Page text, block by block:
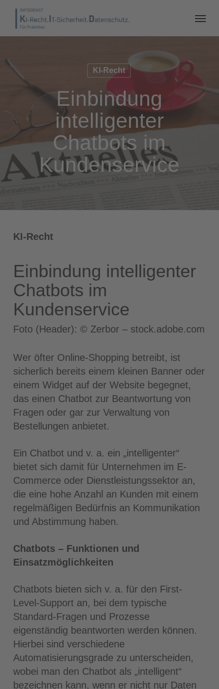
KI-Recht
Einbindung
intelligenter
Chatbots im
Kundenservice
KI-Recht
Einbindung intelligenter
Chatbots im
Kundenservice
Foto (Header): © Zerbor – stock.adobe.com
Wer öfter Online-Shopping betreibt, ist
sicherlich bereits einem kleinen Banner oder
einem Widget auf der Website begegnet,
das einen Chatbot zur Beantwortung von
Fragen oder gar zur Verwaltung von
Bestellungen anbietet.
Ein Chatbot und v. a. ein „intelligenter“
bietet sich damit für Unternehmen im E-
Commerce oder Dienstleistungssektor an,
die eine hohe Anzahl an Kunden mit einem
regelmäßigen Bedürfnis an Kommunikation
und Abstimmung haben.
Chatbots – Funktionen und
Einsatzmöglichkeiten
Chatbots bieten sich v. a. für den First-
Level-Support an, bei dem typische
Standard-Fragen und Prozesse
eigenständig beantworten werden können.
Hierbei sind verschiedene
Automatisierungsgrade zu unterscheiden,
wobei man den Chatbot als „intelligent“
bezeichnen kann, wenn er nicht nur Daten